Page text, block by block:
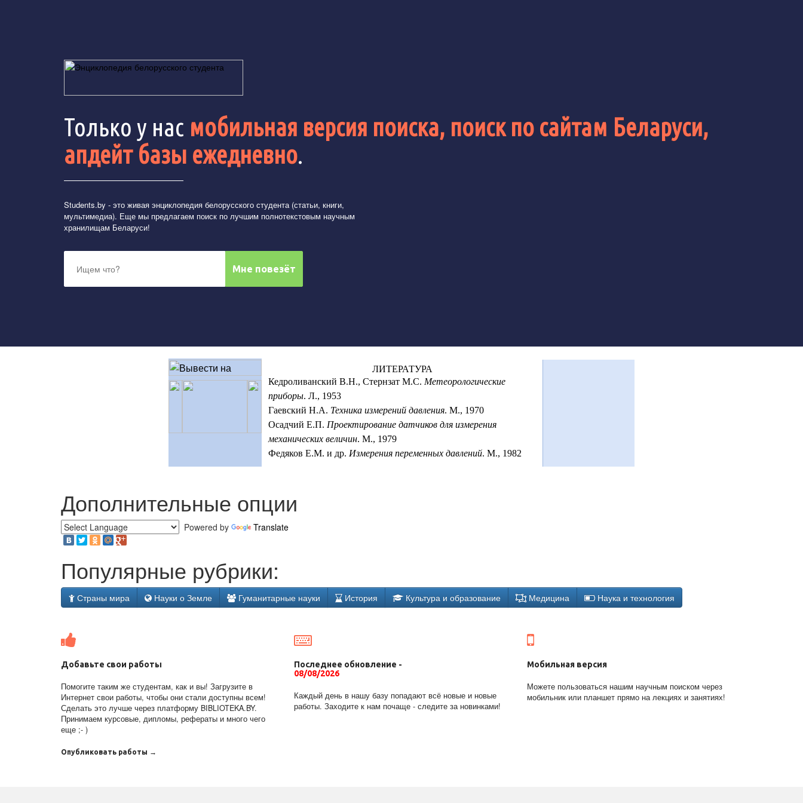
Только у нас мобильная версия поиска, поиск по сайтам Беларуси,
апдейт базы ежедневно.
Students.by - это живая энциклопедия белорусского студента (статьи, книги,
мультимедиа). Еще мы предлагаем поиск по лучшим полнотекстовым научным
хранилищам Беларуси!
ЛИТЕРАТУРА
Кедроливанский В.Н., Стернзат М.С. Метеорологические
приборы. Л., 1953
Гаевский Н.А. Техника измерений давления. М., 1970
Осадчий Е.П. Проектирование датчиков для измерения
механических величин. М., 1979
Федяков Е.М. и др. Измерения переменных давлений. М., 1982
Дополнительные опции
Powered by Translate
Популярные рубрики:
Страны мира Науки о Земле Гуманитарные науки История Культура и образование Медицина Наука и технология
Добавьте свои работы
Помогите таким же студентам, как и вы! Загрузите в
Интернет свои работы, чтобы они стали доступны всем!
Сделать это лучше через платформу BIBLIOTEKA.BY.
Принимаем курсовые, дипломы, рефераты и много чего
еще ;- )
Опубликовать работы →
Последнее обновление -
08/08/2026
Каждый день в нашу базу попадают всё новые и новые
работы. Заходите к нам почаще - следите за новинками!
Мобильная версия
Можете пользоваться нашим научным поиском через
мобильник или планшет прямо на лекциях и занятиях!